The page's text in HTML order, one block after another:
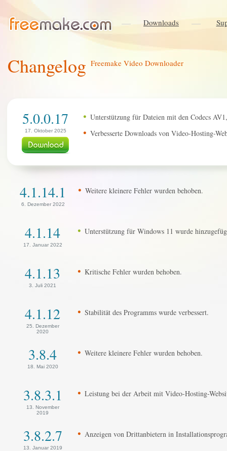
Downloads
Changelog Freemake Video Downloader
5.0.0.17
17. Oktober 2025
Unterstützung für Dateien mit den Codecs
Verbesserte Downloads von Video-Hosting-
4.1.14.1
6. Dezember 2022
Weitere kleinere Fehler wurden behoben.
4.1.14
17. Januar 2022
Unterstützung für Windows 11 wurde
4.1.13
3. Juli 2021
Kritische Fehler wurden behoben.
4.1.12
25. Dezember
2020
Stabilität des Programms wurde verbessert.
3.8.4
18. Mai 2020
Weitere kleinere Fehler wurden behoben.
3.8.3.1
13. November
2019
Leistung bei der Arbeit mit Video-Hosting-
3.8.2.7
13. Januar 2019
Anzeigen von Drittanbietern in